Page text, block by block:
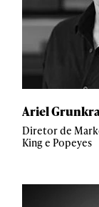
Ariel
Diretor de
King e Popeyes